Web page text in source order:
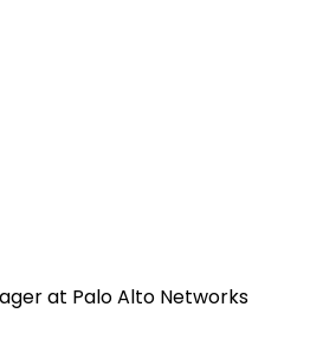
at Palo Alto Networks